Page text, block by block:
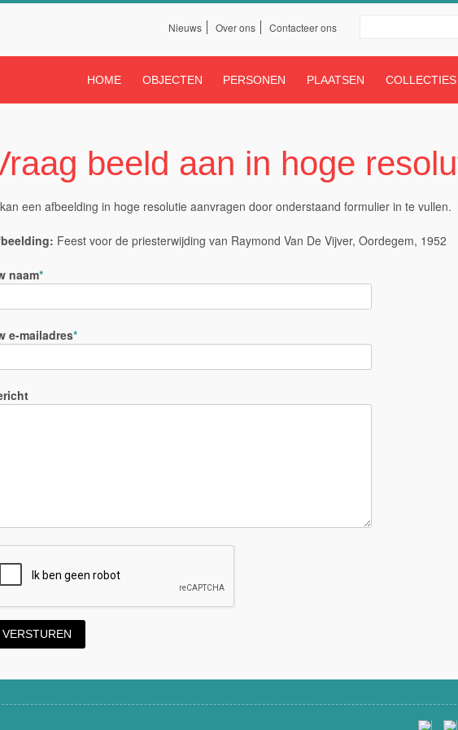
Zoeken
Servicelinks bovenaan
Nieuws Over ons Contacteer ons
Van Rode
HOME OBJECTEN PERSONEN PLAATSEN COLLECTIES
beeld aan in hoge
een afbeelding in hoge resolutie aanvragen door onderstaand formulier in te vullen.
Feest voor de priesterwijding van Raymond Van De Vijver, Oordegem, 1952
naam
e-mailadres